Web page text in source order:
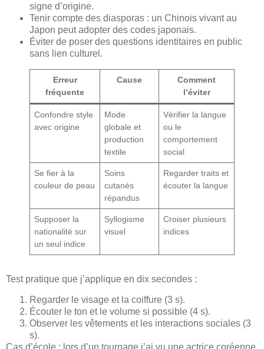
signe d’origine.
Tenir compte des diasporas : un Chinois vivant au
Japon peut adopter des codes japonais.
Éviter de poser des questions identitaires en public
sans lien culturel.
Erreur
fréquente
Cause
Comment
l’éviter
Confondre style
avec origine
Mode
globale et
production
textile
Vérifier la langue
ou le
comportement
social
Se fier à la
couleur de peau
Soins
cutanés
répandus
Regarder traits et
écouter la langue
Supposer la
nationalité sur
un seul indice
Syllogisme
visuel
Croiser plusieurs
indices
Test pratique que j’applique en dix secondes :
Regarder le visage et la coiffure (3 s).
Écouter le ton et le volume si possible (4 s).
Observer les vêtements et les interactions sociales (3
s).
Cas d’école : lors d’un tournage j’ai vu une actrice coréenne